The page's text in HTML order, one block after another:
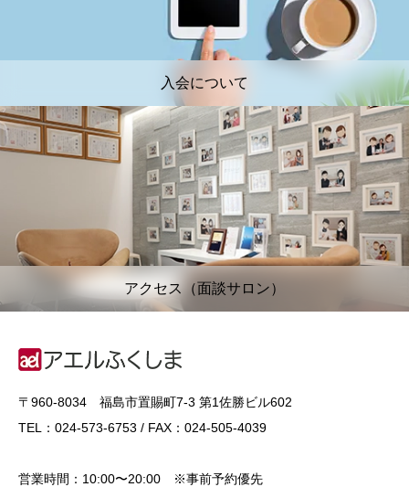
入会について
アクセス（面談サロン）
〒960-8034 福島市置賜町7-3 第1佐勝ビル602
TEL：024-573-6753 / FAX：024-505-4039
営業時間：10:00〜20:00 ※事前予約優先